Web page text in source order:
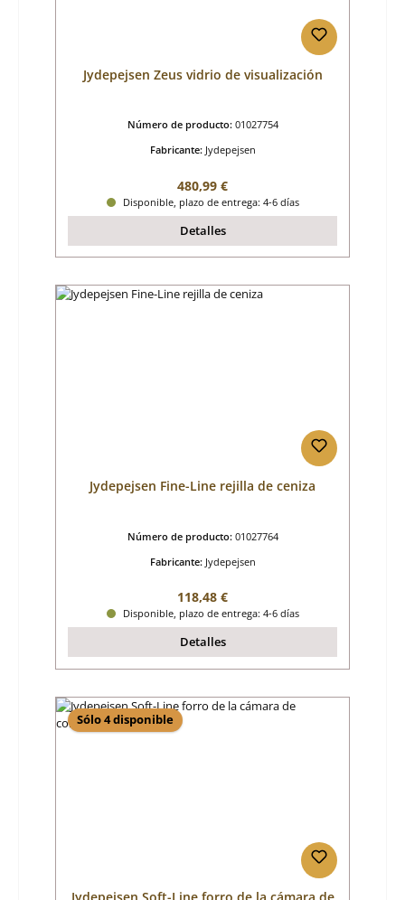
Jydepejsen Zeus vidrio de visualización
Número de producto: 01027754
Fabricante: Jydepejsen
Precio normal:
480,99 €
Disponible, plazo de entrega: 4-6 días
Detalles
Jydepejsen Fine-Line rejilla de ceniza
Número de producto: 01027764
Fabricante: Jydepejsen
Precio normal:
118,48 €
Disponible, plazo de entrega: 4-6 días
Detalles
Sólo 4 disponible